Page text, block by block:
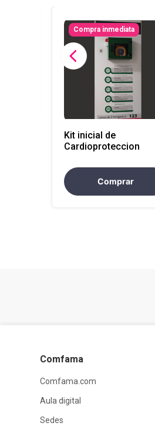
Kit inicial de
Cardioproteccion
Comprar
Compra inmediata
Comfama
Comfama.com
Aula digital
Sedes